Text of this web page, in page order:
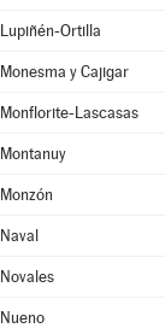
Lupiñén-Ortilla
Monesma y Cajigar
Monflorite-Lascasas
Montanuy
Monzón
Naval
Novales
Nueno